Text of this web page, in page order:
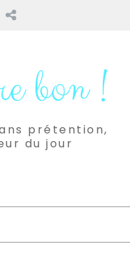
Pinterest
bon !
prétention,
du jour